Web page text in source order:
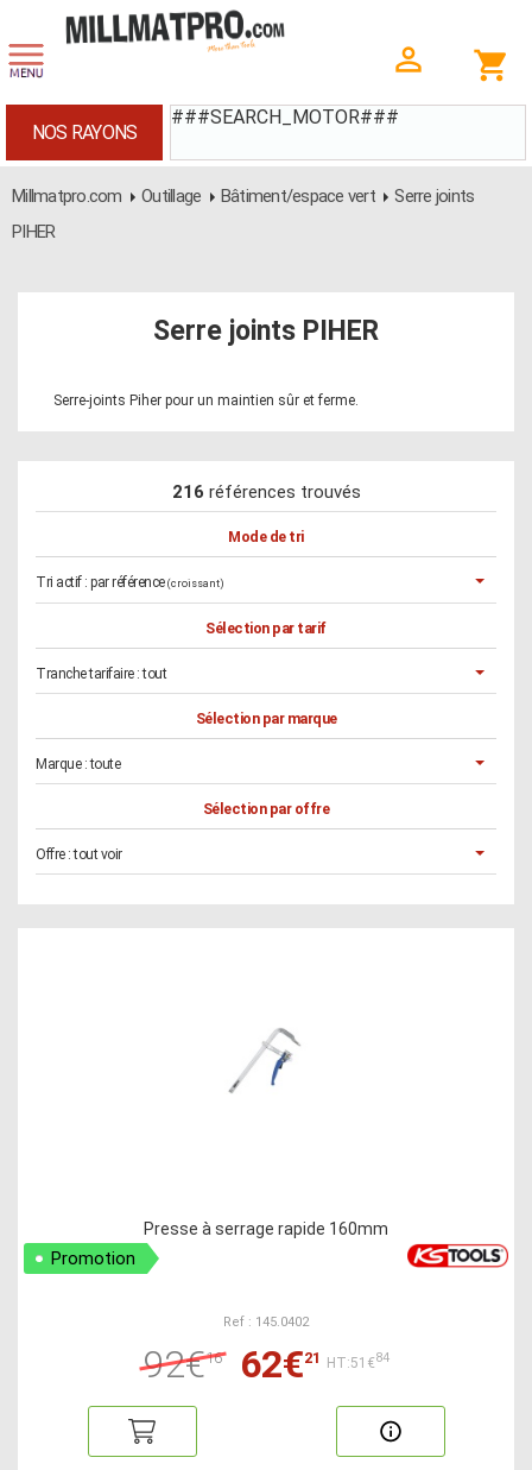
###SEARCH_MOTOR###
NOS RAYONS
Millmatpro.com Outillage Bâtiment/espace vert
Serre joints
PIHER
Serre joints PIHER
Serre-joints Piher pour un maintien sûr et ferme.
216 références trouvés
Mode de tri
Tri actif : par référence (croissant)
Sélection par tarif
Tranche tarifaire :tout
Sélection par marque
Marque :toute
Sélection par offre
Offre :tout voir
Presse à serrage rapide 160mm
Promotion
Ref : 145.0402
92€16 62€21 HT:51€84